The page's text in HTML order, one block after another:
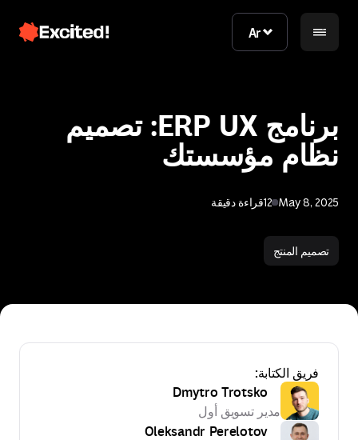
Ar
برنامج ERP UX: تصميم
نظام مؤسستك
تصميم المنتج
May 8, 2025
12قراءة دقيقة
فريق الكتابة:
Dmytro Trotsko
مدير تسويق أول
Oleksandr Perelotov